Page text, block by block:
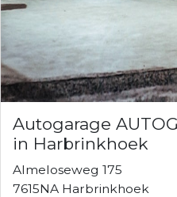
Autogarage
in Harbrinkhoek
Almeloseweg 175
7615NA Harbrinkhoek